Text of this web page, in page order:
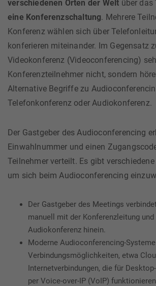
verschiedenen Orten der Welt über das
eine Konferenzschaltung. Mehrere
Konferenz wählen sich über
konferieren miteinander. Im Gegensatz
Videokonferenz (Videoconferencing)
Konferenzteilnehmer nicht, sondern
Alternative Begriffe zu
Telefonkonferenz oder Audiokonferenz.
Der Gastgeber des Audioconferencing
Einwahlnummer und einen
Teilnehmer verteilt. Es gibt
um sich beim Audioconferencing
Der Gastgeber des Meetings
manuell mit der Konferenzleitung
Audiokonferenz hinein.
Moderne Audioconferencing-
Verbindungsmöglichkeiten, etwa
Internetverbindungen, die für
per Voice-over-IP (VoIP)